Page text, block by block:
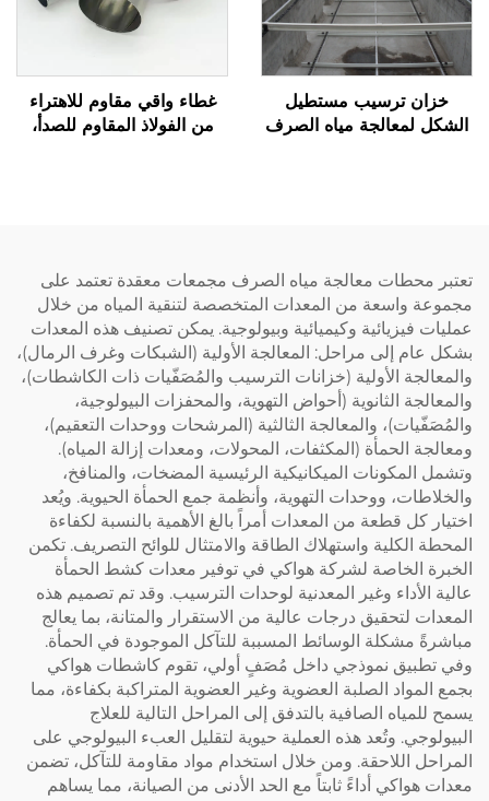
خزان ترسيب مستطيل
الشكل لمعالجة مياه الصرف
غطاء واقي مقاوم للاهتراء
من الفولاذ المقاوم للصدأ،
تعتبر محطات معالجة مياه الصرف مجمعات معقدة تعتمد على
مجموعة واسعة من المعدات المتخصصة لتنقية المياه من خلال
عمليات فيزيائية وكيميائية وبيولوجية. يمكن تصنيف هذه المعدات
بشكل عام إلى مراحل: المعالجة الأولية (الشبكات وغرف الرمال)،
والمعالجة الأولية (خزانات الترسيب والمُصَفّيات ذات الكاشطات)،
والمعالجة الثانوية (أحواض التهوية، والمحفزات البيولوجية،
والمُصَفّيات)، والمعالجة الثالثية (المرشحات ووحدات التعقيم)،
ومعالجة الحمأة (المكثفات، المحولات، ومعدات إزالة المياه).
وتشمل المكونات الميكانيكية الرئيسية المضخات، والمنافخ،
والخلاطات، ووحدات التهوية، وأنظمة جمع الحمأة الحيوية. ويُعد
اختيار كل قطعة من المعدات أمراً بالغ الأهمية بالنسبة لكفاءة
المحطة الكلية واستهلاك الطاقة والامتثال للوائح التصريف. تكمن
الخبرة الخاصة لشركة هواكي في توفير معدات كشط الحمأة
عالية الأداء وغير المعدنية لوحدات الترسيب. وقد تم تصميم هذه
المعدات لتحقيق درجات عالية من الاستقرار والمتانة، بما يعالج
مباشرةً مشكلة الوسائط المسببة للتآكل الموجودة في الحمأة.
وفي تطبيق نموذجي داخل مُصَفٍ أولي، تقوم كاشطات هواكي
بجمع المواد الصلبة العضوية وغير العضوية المتراكبة بكفاءة، مما
يسمح للمياه الصافية بالتدفق إلى المراحل التالية للعلاج
البيولوجي. وتُعد هذه العملية حيوية لتقليل العبء البيولوجي على
المراحل اللاحقة. ومن خلال استخدام مواد مقاومة للتآكل، تضمن
معدات هواكي أداءً ثابتاً مع الحد الأدنى من الصيانة، مما يساهم